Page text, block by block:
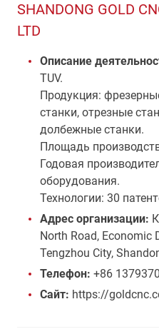
SHANDONG GOLD
LTD
Описание
TUV.
Продукция:
станки, отрезные
долбежные станки.
Площадь
Годовая
оборудования.
Технологии: 30
Адрес организации:
North Road, Economic
Tengzhou City,
Телефон: +86
Сайт: https://